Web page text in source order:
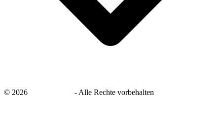
© 2026 - Alle Rechte vorbehalten